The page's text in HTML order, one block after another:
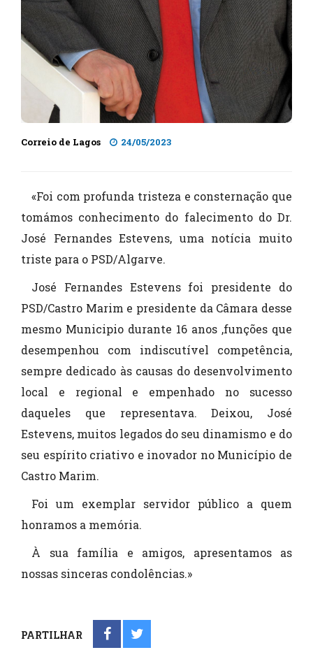
Correio de Lagos 24/05/2023
«Foi com profunda tristeza e consternação que
tomámos conhecimento do falecimento do Dr.
José Fernandes Estevens, uma notícia muito
triste para o PSD/Algarve.
José Fernandes Estevens foi presidente do
PSD/Castro Marim e presidente da Câmara desse
mesmo Municipio durante 16 anos ,funções que
desempenhou com indiscutível competência,
sempre dedicado às causas do desenvolvimento
local e regional e empenhado no sucesso
daqueles que representava. Deixou, José
Estevens, muitos legados do seu dinamismo e do
seu espírito criativo e inovador no Município de
Castro Marim.
Foi um exemplar servidor público a quem
honramos a memória.
À sua família e amigos, apresentamos as
nossas sinceras condolências.»
PARTILHAR